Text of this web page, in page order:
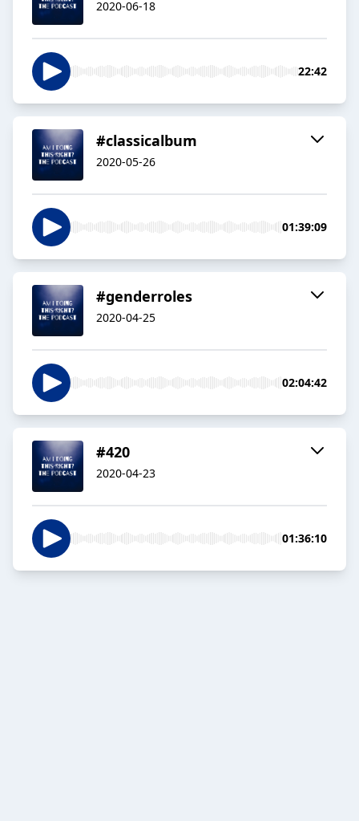
2020-06-18
22:42
#classicalbum
2020-05-26
01:39:09
#genderroles
2020-04-25
02:04:42
#420
2020-04-23
01:36:10